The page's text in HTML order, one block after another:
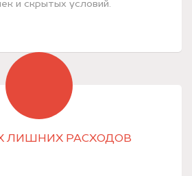
и скрытых условий.
ЛИШНИХ РАСХОДОВ